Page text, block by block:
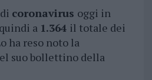
coronavirus oggi in
a 1.364 il totale dei
ha reso noto la
suo bollettino della